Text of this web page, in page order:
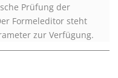
Prüfung der
Formeleditor steht
zur Verfügung.